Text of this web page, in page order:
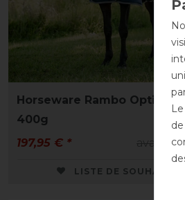
Horseware Rambo Optimo
400g
avant
197,95 € *
LISTE DE SOUHAITS